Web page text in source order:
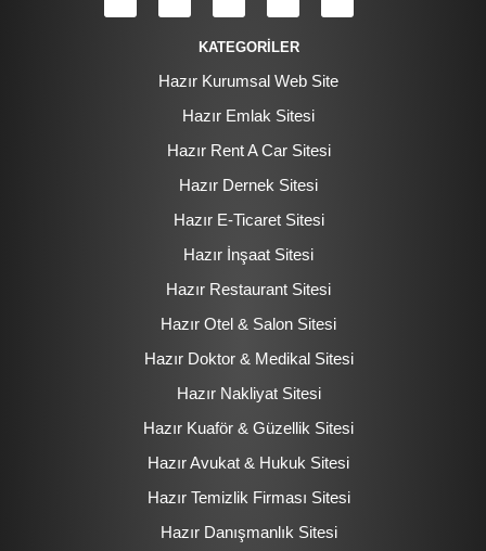
KATEGORİLER
Hazır Kurumsal Web Site
Hazır Emlak Sitesi
Hazır Rent A Car Sitesi
Hazır Dernek Sitesi
Hazır E-Ticaret Sitesi
Hazır İnşaat Sitesi
Hazır Restaurant Sitesi
Hazır Otel & Salon Sitesi
Hazır Doktor & Medikal Sitesi
Hazır Nakliyat Sitesi
Hazır Kuaför & Güzellik Sitesi
Hazır Avukat & Hukuk Sitesi
Hazır Temizlik Firması Sitesi
Hazır Danışmanlık Sitesi